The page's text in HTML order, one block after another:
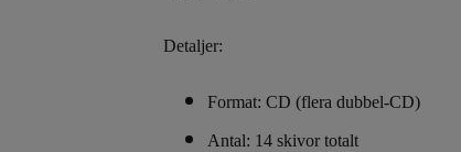
Detaljer:
Format: CD (flera dubbel-CD)
Antal: 14 skivor totalt